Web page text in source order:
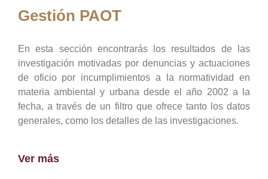
Gestión PAOT
En esta sección encontrarás los resultados de las
investigación motivadas por denuncias y actuaciones
de oficio por incumplimientos a la normatividad en
materia ambiental y urbana desde el año 2002 a la
fecha, a través de un filtro que ofrece tanto los datos
generales, como los detalles de las investigaciones.
Ver más